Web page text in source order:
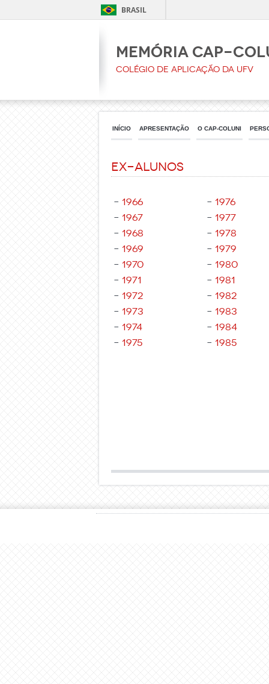
BRASIL
Memória CAp-
Colégio de Aplicação da UFV
INÍCIO APRESENTAÇÃO O CAP-COLUNI
Ex-Alunos
– 1966
– 1967
– 1968
– 1969
– 1970
– 1971
– 1972
– 1973
– 1974
– 1975
– 1976
– 1977
– 1978
– 1979
– 1980
– 1981
– 1982
– 1983
– 1984
– 1985